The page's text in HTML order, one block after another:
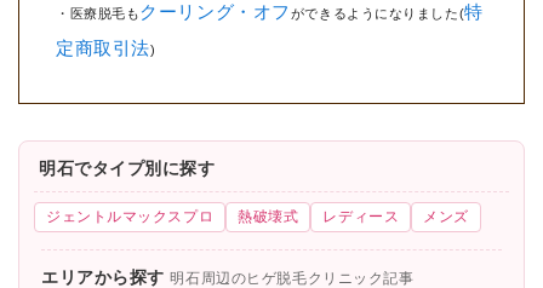
・医療脱毛も クーリング・オフ ができるようになりました(特
定商取引法)
明石でタイプ別に探す
ジェントルマックスプロ 熱破壊式 レディース メンズ
エリアから探す明石周辺のヒゲ脱毛クリニック記事